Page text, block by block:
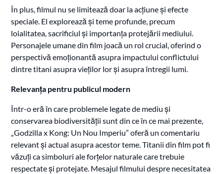
În plus, filmul nu se limitează doar la acțiune și efecte
speciale. El explorează și teme profunde, precum
loialitatea, sacrificiul și importanța protejării mediului.
Personajele umane din film joacă un rol crucial, oferind o
perspectivă emoționantă asupra impactului conflictului
dintre titani asupra vieților lor și asupra întregii lumi.
Relevanța pentru publicul modern
Într-o eră în care problemele legate de mediu și
conservarea biodiversității sunt din ce în ce mai prezente,
„Godzilla x Kong: Un Nou Imperiu” oferă un comentariu
relevant și actual asupra acestor teme. Titanii din film pot fi
văzuți ca simboluri ale forțelor naturale care trebuie
respectate și protejate. Mesajul filmului despre necesitatea